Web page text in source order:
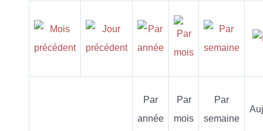
Par
année
Par
mois
Par
semaine